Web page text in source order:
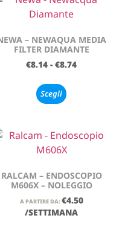
– NEWAQUA MEDIA
FILTER DIAMANTE
€8.14 - €8.74
Scegli
RALCAM – ENDOSCOPIO
M606X – NOLEGGIO
A PARTIRE DA: €4.50
/SETTIMANA